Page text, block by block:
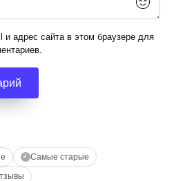
адрес сайта в этом браузере для
Самые старые